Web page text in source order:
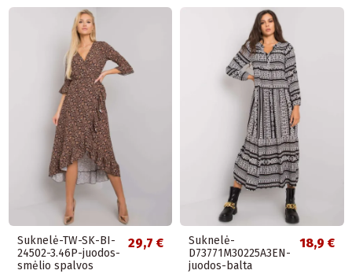
Suknelė-TW-SK-BI-
24502-3.46P-juodos-
smėlio spalvos
29,7 €
Suknelė-
D73771M30225A3EN-
juodos-balta
18,9 €